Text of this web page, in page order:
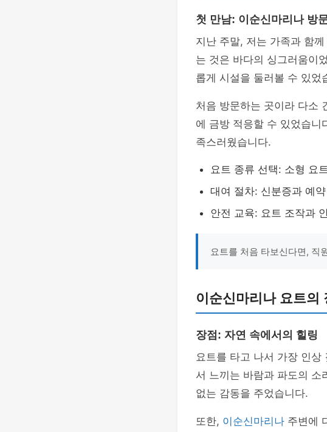
첫 만남: 이순신마리나 방문
지난 주말, 저는 가족과 함께
는 것은 바다의 싱그러움이
롭게 시설을 둘러볼 수 있었
처음 방문하는 곳이라 다소
에 금방 적응할 수 있었습니
족스러웠습니다.
요트 종류 선택: 소형 요
대여 절차: 신분증과 예
안전 교육: 요트 조작과
요트를 처음 타보신다면, 직
이순신마리나 요트의
장점: 자연 속에서의 힐링
요트를 타고 나서 가장 인상
서 느끼는 바람과 파도의 소
없는 감동을 주었습니다.
또한, 이순신마리나 주변에